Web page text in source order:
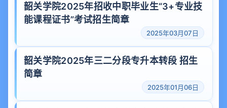
韶关学院2025年招收中职毕业生“3+专业技
能课程证书”考试招生简章
2025年03月07日
韶关学院2025年三二分段专升本转段 招生
简章
2025年01月06日